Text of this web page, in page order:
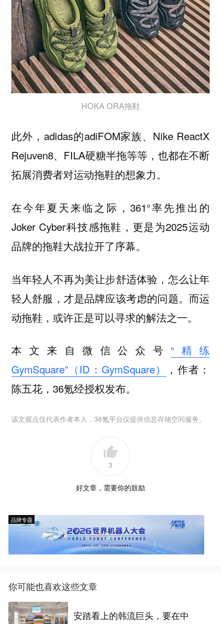
HOKA ORA拖鞋
此外，adidas的adiFOM家族、Nike ReactX
Rejuven8、FILA硬糖半拖等等，也都在不断
拓展消费者对运动拖鞋的想象力。
在今年夏天来临之际，361°率先推出的
Joker Cyber科技感拖鞋，更是为2025运动
品牌的拖鞋大战拉开了序幕。
当年轻人不再为美让步舒适体验，怎么让年
轻人舒服，才是品牌应该考虑的问题。 而运
动拖鞋，或许正是可以寻求的解法之一。
本文来自微信公众号 “精练
GymSquare”（ID：GymSquare）
，作者：
陈五花，36氪经授权发布。
该文观点仅代表作者本人，36氪平台仅提供信息存储空间服务。
3
好文章，需要你的鼓励
品牌专题
你可能也喜欢这些文章
安踏看上的韩流巨头，要在中